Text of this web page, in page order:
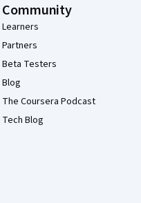
Community
Learners
Partners
Beta Testers
Blog
The Coursera Podcast
Tech Blog